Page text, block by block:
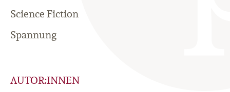
Science Fiction
Spannung
AUTOR:INNEN